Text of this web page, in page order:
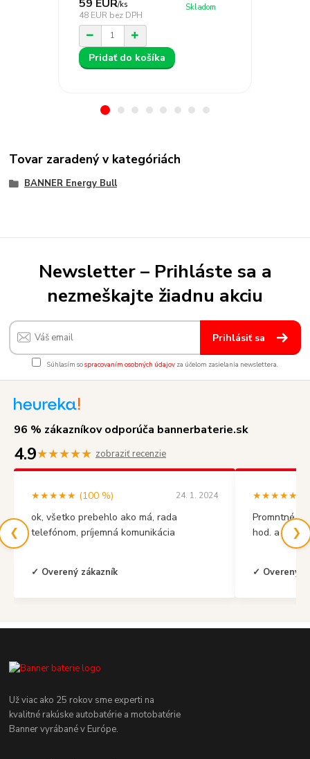
59 EUR/ks
48 EUR bez DPH
Skladom
Pridať do košíka
Tovar zaradený v kategóriách
BANNER Energy Bull
Newsletter – Prihláste sa a
nezmeškajte žiadnu akciu
Prihlásiť sa
Súhlasím sospracovaním osobných údajov za účelom zasielania newslettera.
96 % zákazníkov odporúča bannerbaterie.sk
4.9★★★★★ zobraziť recenzie
❮
★★★★★ (100 %) 24. 1. 2024
ok, všetko prebehlo ako má, rada
telefónom, príjemná komunikácia
✓ Overený zákazník
★★★★★
Promntné
hod. a mal
✓ Overený
❯
Už viac ako 25 rokov sme experti na
kvalitné rakúske autobatérie a motobatérie
Banner vyrábané v Európe.